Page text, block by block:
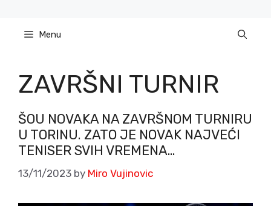
content Menu
ZAVRŠNI TURNIR
ŠOU NOVAKA NA ZAVRŠNOM TURNIRU
U TORINU. ZATO JE NOVAK NAJVEĆI
TENISER SVIH VREMENA…
13/11/2023 by Miro Vujinovic